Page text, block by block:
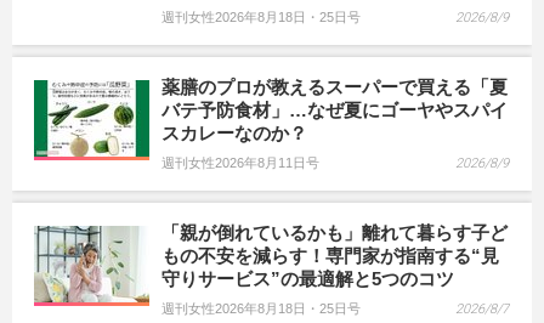
週刊女性2026年8月18日・25日号 2026/8/9
薬膳のプロが教えるスーパーで買える「夏
バテ予防食材」…なぜ夏にゴーヤやスパイ
スカレーなのか？
週刊女性2026年8月11日号 2026/8/9
「親が倒れているかも」離れて暮らす子ど
もの不安を減らす！専門家が指南する“見
守りサービス”の最適解と5つのコツ
週刊女性2026年8月18日・25日号 2026/8/7